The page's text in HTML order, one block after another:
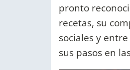
pronto
recetas, su
sociales y
sus pasos en